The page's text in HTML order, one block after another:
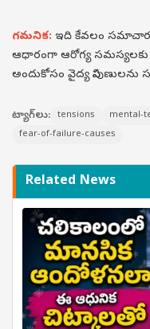
గమనిక: ఇది కేవలం
ఆధారంగా ఆరోగ్య సమస్యలకు
అందుకోసం వైద్య నిపుణులను
ట్యాగ్‌లు: tensions mental-
fear-of-failure-causes
Related News